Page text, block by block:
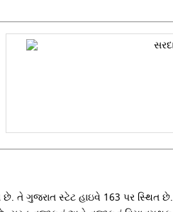
છે. તે ગુજરાત સ્ટેટ હાઇવે 163 પર